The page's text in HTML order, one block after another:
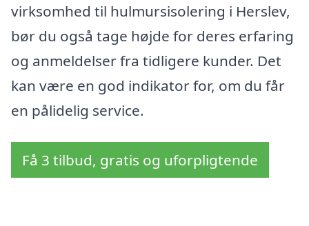
virksomhed til hulmursisolering i Herslev,
bør du også tage højde for deres erfaring
og anmeldelser fra tidligere kunder. Det
kan være en god indikator for, om du får
en pålidelig service.
Få 3 tilbud, gratis og uforpligtende